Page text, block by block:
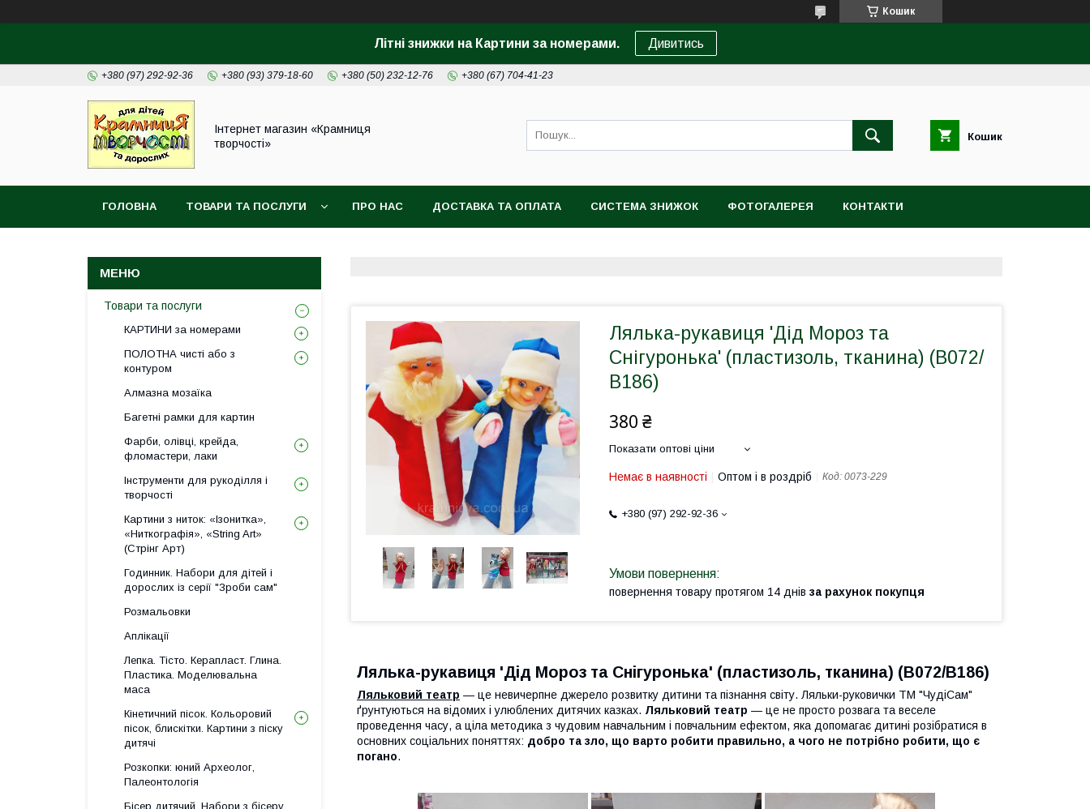
Кошик
Літні знижки на Картини за номерами. Дивитись
+380 (97) 292-92-36 +380 (93) 379-18-60 +380 (50) 232-12-76 +380 (67) 704-41-23
Інтернет магазин «Крамниця
творчості»
Кошик
ГОЛОВНА ТОВАРИ ТА ПОСЛУГИ ПРО НАС ДОСТАВКА ТА ОПЛАТА СИСТЕМА ЗНИЖОК ФОТОГАЛЕРЕЯ КОНТАКТИ
Лялька-рукавиця 'Дід Мороз та
Снігуронька' (пластизоль, тканина) (В072/
В186)
380 ₴
Показати оптові ціни
Немає в наявності Оптом і в роздріб Код: 0073-229
+380 (97) 292-92-36
повернення товару протягом 14 днів за рахунок покупця
Лялька-рукавиця 'Дід Мороз та Снігуронька' (пластизоль, тканина) (В072/В186)
Ляльковий театр — це невичерпне джерело розвитку дитини та пізнання світу. Ляльки-руковички ТМ "ЧудіСам"
ґрунтуються на відомих і улюблених дитячих казках. Ляльковий театр — це не просто розвага та веселе
проведення часу, а ціла методика з чудовим навчальним і повчальним ефектом, яка допомагає дитині розібратися в
основних соціальних поняттях: добро та зло, що варто робити правильно, а чого не потрібно робити, що є
погано.
Товари та послуги
КАРТИНИ за номерами
ПОЛОТНА чисті або з
контуром
Алмазна мозаїка
Багетні рамки для картин
Фарби, олівці, крейда,
фломастери, лаки
Інструменти для рукоділля і
творчості
Картини з ниток: «Ізонитка»,
«Ниткографія», «String Art»
(Стрінг Арт)
Годинник. Набори для дітей і
дорослих із серії "Зроби сам"
Розмальовки
Аплікації
Лепка. Тісто. Керапласт. Глина.
Пластика. Моделювальна
маса
Кінетичний пісок. Кольоровий
пісок, блискітки. Картини з піску
дитячі
Розкопки: юний Археолог,
Палеонтологія
Бісер дитячий. Набори з бісеру.